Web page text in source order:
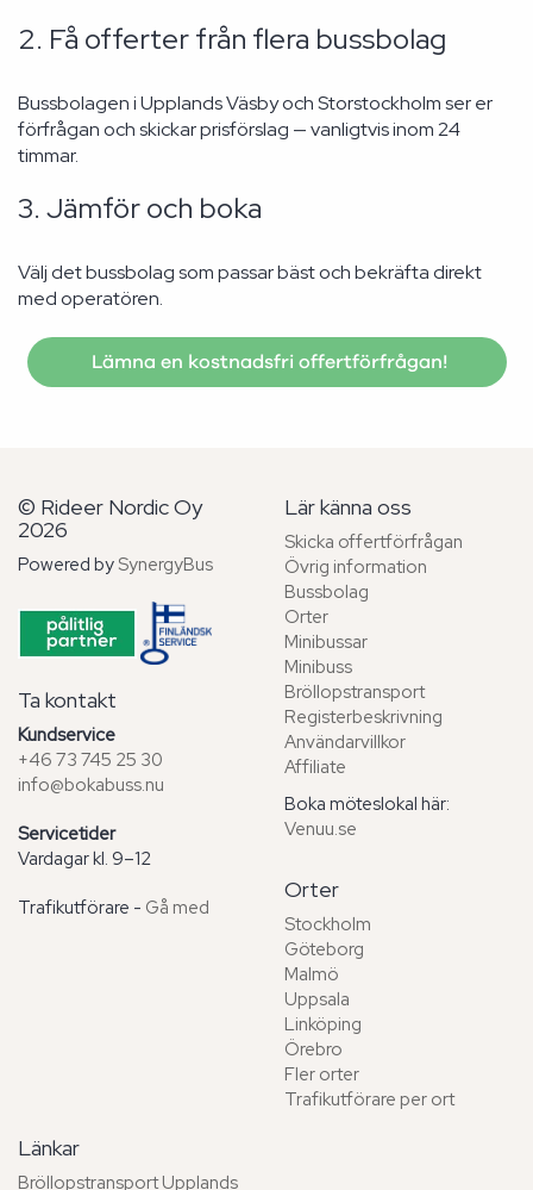
2. Få offerter från flera bussbolag
Bussbolagen i Upplands Väsby och Storstockholm ser er
förfrågan och skickar prisförslag — vanligtvis inom 24
timmar.
3. Jämför och boka
Välj det bussbolag som passar bäst och bekräfta direkt
med operatören.
Lämna en kostnadsfri offertförfrågan!
© Rideer Nordic Oy
2026
Powered by SynergyBus
Ta kontakt
Kundservice
+46 73 745 25 30
info@bokabuss.nu
Servicetider
Vardagar kl. 9–12
Trafikutförare - Gå med
Lär känna oss
Skicka offertförfrågan
Övrig information
Bussbolag
Orter
Minibussar
Minibuss
Bröllopstransport
Registerbeskrivning
Användarvillkor
Affiliate
Boka möteslokal här:
Venuu.se
Orter
Stockholm
Göteborg
Malmö
Uppsala
Linköping
Örebro
Fler orter
Trafikutförare per ort
Länkar
Bröllopstransport Upplands